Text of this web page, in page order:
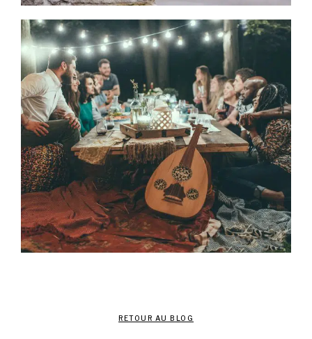
RETOUR AU BLOG